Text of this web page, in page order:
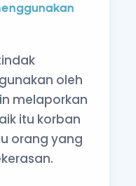
oleh
melaporkan
itu korban
orang yang